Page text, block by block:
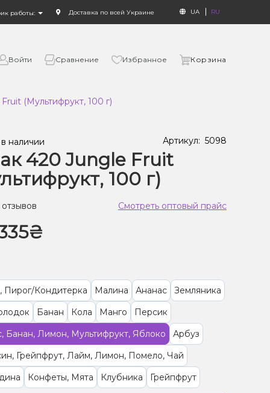
работы: Доставка по всей Украине UA RU
Войти Сравнение Избранное Корзина
(Мультифрукт, 100 г)
в наличии Артикул: 5098
420 Jungle Fruit
100 г)
Смотреть оптовый прайс
Пирог/Кондитерка Малина Ананас
Земляника
Банан Кола Манго
Персик
Банан, Лимон, Мультифрукт, Яблоко
Арбуз
Грейпфрут, Лайм, Лимон, Помело, Чай
Конфеты, Мята Клубника
Грейпфрут